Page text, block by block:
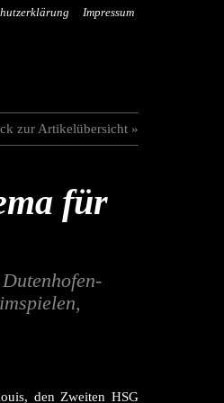
Impressum
zur Artikelübersicht »
für
den Zweiten HSG